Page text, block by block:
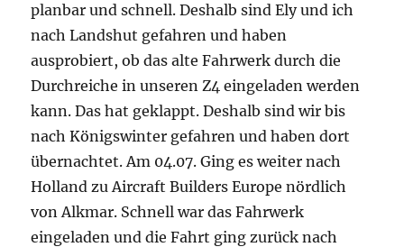
planbar und schnell. Deshalb sind Ely und ich
nach Landshut gefahren und haben
ausprobiert, ob das alte Fahrwerk durch die
Durchreiche in unseren Z4 eingeladen werden
kann. Das hat geklappt. Deshalb sind wir bis
nach Königswinter gefahren und haben dort
übernachtet. Am 04.07. Ging es weiter nach
Holland zu Aircraft Builders Europe nördlich
von Alkmar. Schnell war das Fahrwerk
eingeladen und die Fahrt ging zurück nach